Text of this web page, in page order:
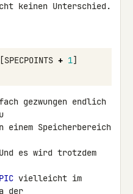
keinen Unterschied.
[SPECPOINTS + 1]
gezwungen endlich
einem Speicherbereich
es wird trotzdem
PIC vielleicht im
der